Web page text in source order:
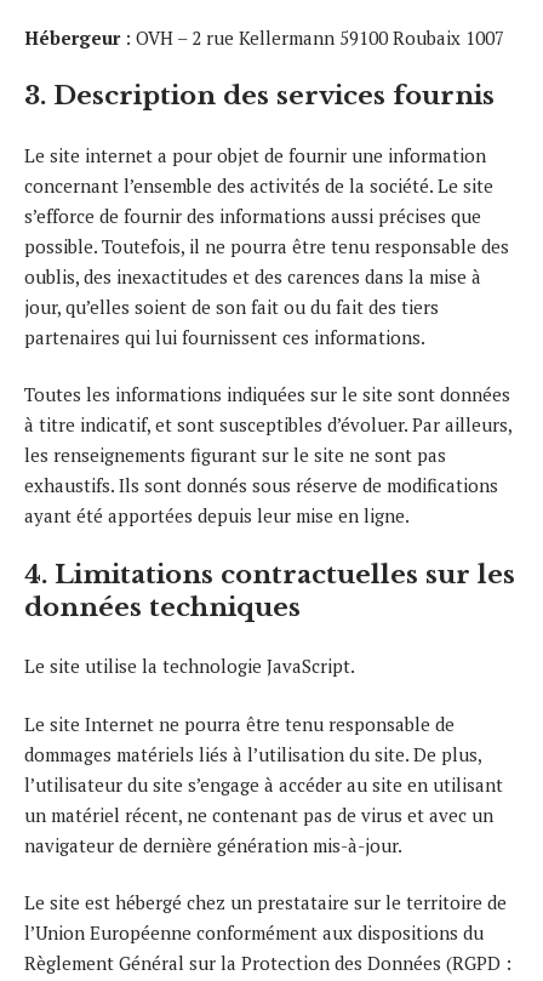
Hébergeur: OVH – 2 rue Kellermann 59100 Roubaix 1007
3. Description des services fournis
Le site internet a pour objet de fournir une information
concernant l’ensemble des activités de la société. Le site
s’efforce de fournir des informations aussi précises que
possible. Toutefois, il ne pourra être tenu responsable des
oublis, des inexactitudes et des carences dans la mise à
jour, qu’elles soient de son fait ou du fait des tiers
partenaires qui lui fournissent ces informations.
Toutes les informations indiquées sur le site sont données
à titre indicatif, et sont susceptibles d’évoluer. Par ailleurs,
les renseignements figurant sur le site ne sont pas
exhaustifs. Ils sont donnés sous réserve de modifications
ayant été apportées depuis leur mise en ligne.
4. Limitations contractuelles sur les
données techniques
Le site utilise la technologie JavaScript.
Le site Internet ne pourra être tenu responsable de
dommages matériels liés à l’utilisation du site. De plus,
l’utilisateur du site s’engage à accéder au site en utilisant
un matériel récent, ne contenant pas de virus et avec un
navigateur de dernière génération mis-à-jour.
Le site est hébergé chez un prestataire sur le territoire de
l’Union Européenne conformément aux dispositions du
Règlement Général sur la Protection des Données (RGPD :